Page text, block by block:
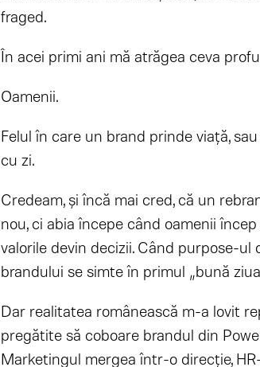
fraged.
În acei primi ani mă atrăgea ceva
Oamenii.
Felul în care un brand prinde viață,
cu zi.
Credeam, și încă mai cred, că un
nou, ci abia începe când oamenii
valorile devin decizii. Când purpose-
brandului se simte în primul „bună
Dar realitatea românească m-a lovit
pregătite să coboare brandul din
Marketingul mergea într-o direcție,